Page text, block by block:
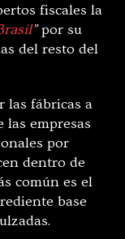
fiscales la
”por su
del resto del
las fábricas a
las empresas
por
dentro de
común es el
base